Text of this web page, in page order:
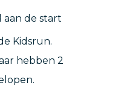
aan de start
Kidsrun.
hebben 2